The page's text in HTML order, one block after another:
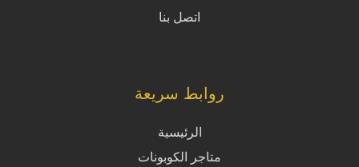
اتصل بنا
روابط سريعة
الرئيسية
متاجر الكوبونات